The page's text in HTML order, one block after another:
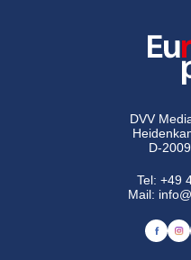
DVV
D-
Tel:+49
Mail: